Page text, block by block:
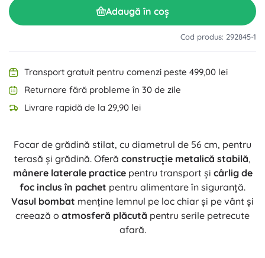
Adaugă în coș
Cod produs: 292845-1
Transport gratuit pentru comenzi peste 499,00 lei
Returnare fără probleme în 30 de zile
Livrare rapidă de la 29,90 lei
Focar de grădină stilat, cu diametrul de 56 cm, pentru
terasă și grădină. Oferă construcție metalică stabilă,
mânere laterale practicepentru transport și cârlig de
foc inclus în pachet pentru alimentare în siguranță.
Vasul bombat menține lemnul pe loc chiar și pe vânt și
creează o atmosferă plăcută pentru serile petrecute
afară.